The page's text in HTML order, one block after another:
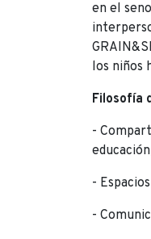
en el
los niños
Filosofía
-
-
-